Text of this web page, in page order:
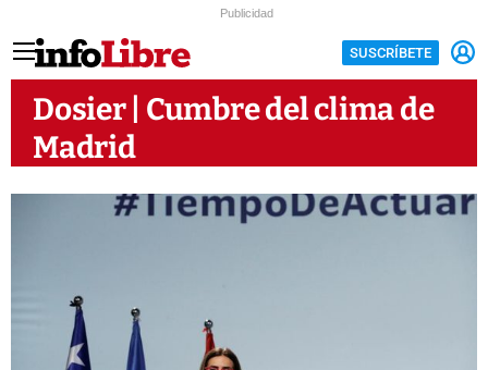
Publicidad
SUSCRÍBETE
Dosier | Cumbre del clima de
Madrid